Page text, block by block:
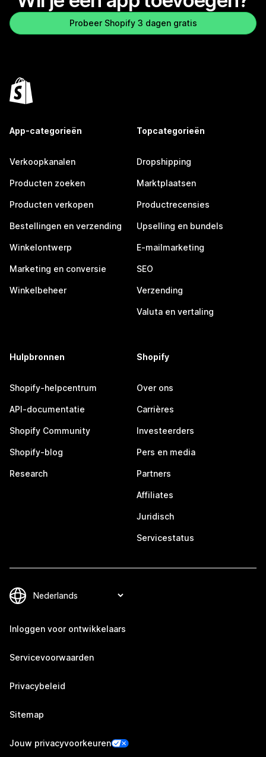
Probeer Shopify 3 dagen gratis
App-categorieën
Verkoopkanalen
Producten zoeken
Producten verkopen
Bestellingen en verzending
Winkelontwerp
Marketing en conversie
Winkelbeheer
Topcategorieën
Dropshipping
Marktplaatsen
Productrecensies
Upselling en bundels
E-mailmarketing
SEO
Verzending
Valuta en vertaling
Hulpbronnen
Shopify-helpcentrum
API-documentatie
Shopify Community
Shopify-blog
Research
Shopify
Over ons
Carrières
Investeerders
Pers en media
Partners
Affiliates
Juridisch
Servicestatus
Inloggen voor ontwikkelaars
Servicevoorwaarden
Privacybeleid
Sitemap
Jouw privacyvoorkeuren